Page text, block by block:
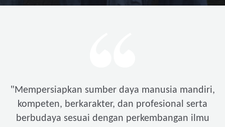
"Mempersiapkan sumber daya manusia mandiri,
kompeten, berkarakter, dan profesional serta
berbudaya sesuai dengan perkembangan ilmu